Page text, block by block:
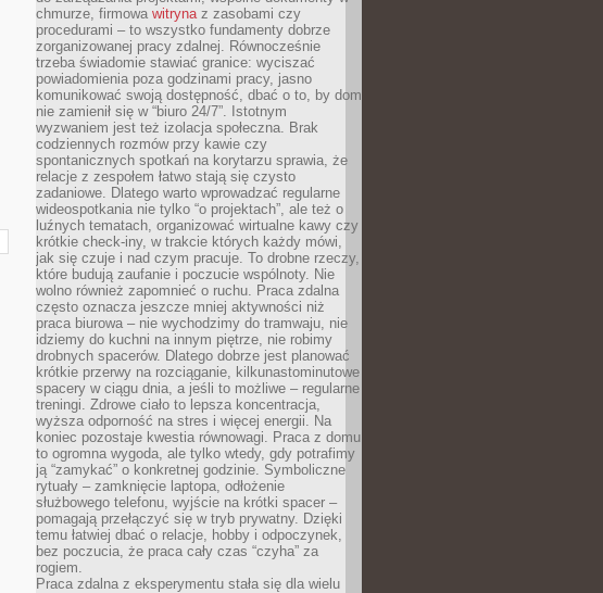
chmurze, firmowa witrynaz zasobami czy
procedurami – to wszystko fundamenty dobrze
zorganizowanej pracy zdalnej. Równocześnie
trzeba świadomie stawiać granice: wyciszać
powiadomienia poza godzinami pracy, jasno
komunikować swoją dostępność, dbać o to, by dom
nie zamienił się w “biuro 24/7”. Istotnym
wyzwaniem jest też izolacja społeczna. Brak
codziennych rozmów przy kawie czy
spontanicznych spotkań na korytarzu sprawia, że
relacje z zespołem łatwo stają się czysto
zadaniowe. Dlatego warto wprowadzać regularne
wideospotkania nie tylko “o projektach”, ale też o
luźnych tematach, organizować wirtualne kawy czy
krótkie check-iny, w trakcie których każdy mówi,
jak się czuje i nad czym pracuje. To drobne rzeczy,
które budują zaufanie i poczucie wspólnoty. Nie
wolno również zapomnieć o ruchu. Praca zdalna
często oznacza jeszcze mniej aktywności niż
praca biurowa – nie wychodzimy do tramwaju, nie
idziemy do kuchni na innym piętrze, nie robimy
drobnych spacerów. Dlatego dobrze jest planować
krótkie przerwy na rozciąganie, kilkunastominutowe
spacery w ciągu dnia, a jeśli to możliwe – regularne
treningi. Zdrowe ciało to lepsza koncentracja,
wyższa odporność na stres i więcej energii. Na
koniec pozostaje kwestia równowagi. Praca z domu
to ogromna wygoda, ale tylko wtedy, gdy potrafimy
ją “zamykać” o konkretnej godzinie. Symboliczne
rytuały – zamknięcie laptopa, odłożenie
służbowego telefonu, wyjście na krótki spacer –
pomagają przełączyć się w tryb prywatny. Dzięki
temu łatwiej dbać o relacje, hobby i odpoczynek,
bez poczucia, że praca cały czas “czyha” za
rogiem.
Praca zdalna z eksperymentu stała się dla wielu